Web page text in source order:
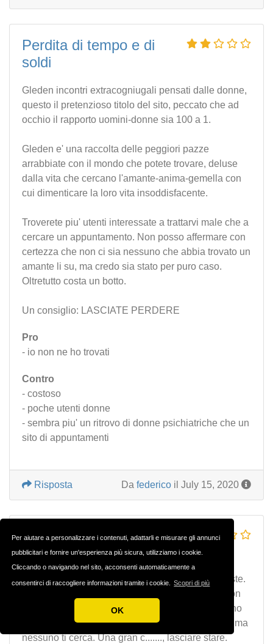
Per aiutare a personalizzare i contenuti, adattarli e misurare gli annunci
pubblicitari e fornire un'esperienza più sicura, utilizziamo i cookie.
Cliccando o navigando nel sito, acconsenti automaticamente a
consentirci di raccogliere informazioni tramite i cookie. Scopri di più
OK
Perdita di tempo e di
soldi
Gleden incontri extracogniugali pensati dalle donne,
questo il pretenzioso titolo del sito, peccato che ad
occhio il rapporto uomini-donne sia 100 a 1.
Gleden e' una raccolta delle peggiori pazze
arrabbiate con il mondo che potete trovare, deluse
dalla vita che cercano l'amante-anima-gemella con
cui dimenticare la loro vita insoddisfacente.
Troverete piu' utenti interessate a trattarvi male che a
cercare un appuntamento. Non posso affermare con
certezza che non ci sia nessuno che abbia trovato un
amante li su, ma credo sia stato per puro caso.
Oltretutto costa un botto.
Un consiglio: LASCIATE PERDERE
Pro
- io non ne ho trovati
Contro
- costoso
- poche utenti donne
- sembra piu' un ritrovo di donne psichiatriche che un
sito di appuntamenti
Da federico il July 15, 2020
Risposta
tempo e soldi buttati
poche donne/pseudodonne e sempre le stesse,
molte fake. Molti messaggi inviati, due sole risposte.
È tutta una finzione, le poche donne forse vere non
hanno alcuna intenzione di incontrarti e se la tirano
anche! Il sito ha interesse a trattenerti illudendoti, ma
nessuno ti cerca. Una gran c......., lasciare stare.